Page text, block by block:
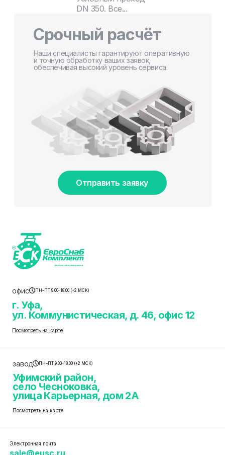
DN 350. Все...
Срочный расчёт
Наши специалисты гарантируют оперативную
и точную обработку ваших заявок,
обеспечивая высокий уровень сервиса.
Отправить заявку
офис ПН–ПТ 9.00–18.00 (+2 МСК)
г. Уфа,
ул. Коммунистическая, д. 46, офис 12
Посмотреть на карте
завод ПН–ПТ 9.00–18.00 (+2 МСК)
Уфимский район,
село Чесноковка,
улица Карьерная, дом 2А
Посмотреть на карте
Электронная почта
sale@eusc.ru